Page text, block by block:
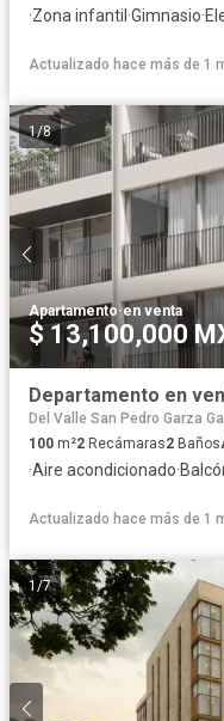
·Zona infantil ·Gimnasio·
Actualizado hace más de 1
1/8
Apartamento·en venta
$ 13,100,000
Del Valle San Pedro Garza
100 m²2 Recámaras2 Baños
·Aire acondicionado·
Actualizado hace más de 1
1 /7